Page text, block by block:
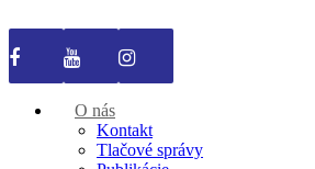
O nás
Kontakt
Tlačové správy